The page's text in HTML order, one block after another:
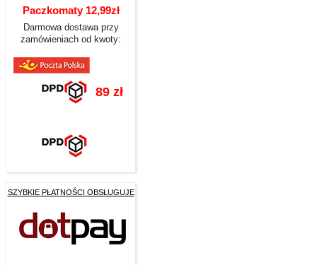
Paczkomaty 12,99zł
Darmowa dostawa przy
zamówieniach od kwoty:
89 zł
SZYBKIE PŁATNOŚCI OBSŁUGUJE